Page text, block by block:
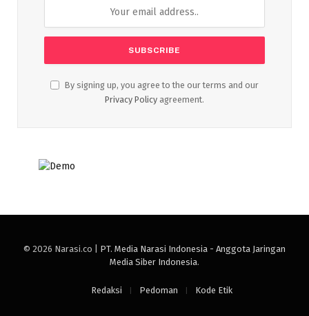
By signing up, you agree to the our terms and our
Privacy Policy agreement.
© 2026 Narasi.co | PT. Media Narasi Indonesia - Anggota Jaringan
Media Siber Indonesia.
Redaksi Pedoman Kode Etik